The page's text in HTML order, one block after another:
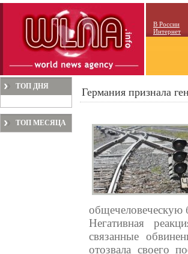
В России
Интернет
ТОП ДНЯ
ТОП МЕСЯЦА
Германия признала
общечеловеческую
Негативная
связанные
отозвала своего